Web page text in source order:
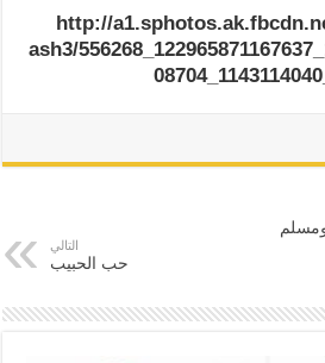
التالي
حب الحبيب